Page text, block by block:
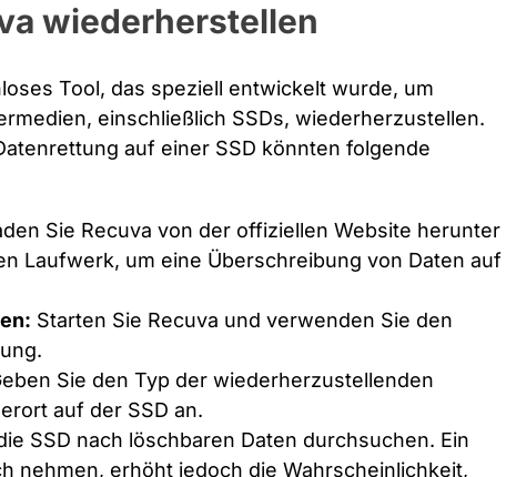
wiederherstellen
Tool, das speziell entwickelt wurde, um
einschließlich SSDs, wiederherzustellen.
auf einer SSD könnten folgende
Sie Recuva von der offiziellen Website herunter
Laufwerk, um eine Überschreibung von Daten auf
Starten Sie Recuva und verwenden Sie den
Sie den Typ der wiederherzustellenden
auf der SSD an.
SSD nach löschbaren Daten durchsuchen. Ein
nehmen, erhöht jedoch die Wahrscheinlichkeit,